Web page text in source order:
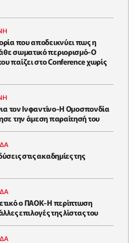
που αποδεικνύει πως η
σωματικό περιορισμό-Ο
παίζει στο Conference χωρίς
τον Ινφαντίνο-Η Ομοσπονδία
την άμεση παραίτησή του
στις ακαδημίες της
ο ΠΑΟΚ-Η περίπτωση
επιλογές της λίστας του